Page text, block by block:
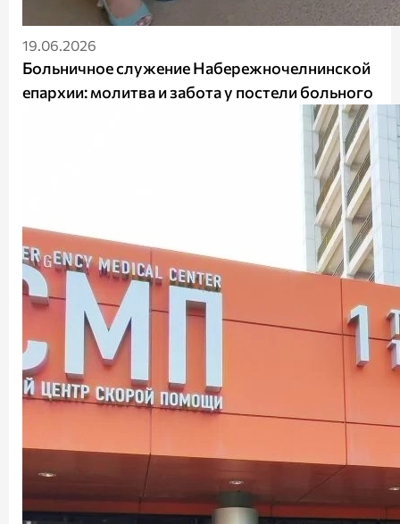
19.06.2026
Больничное служение Набережночелнинской
епархии: молитва и забота у постели больного